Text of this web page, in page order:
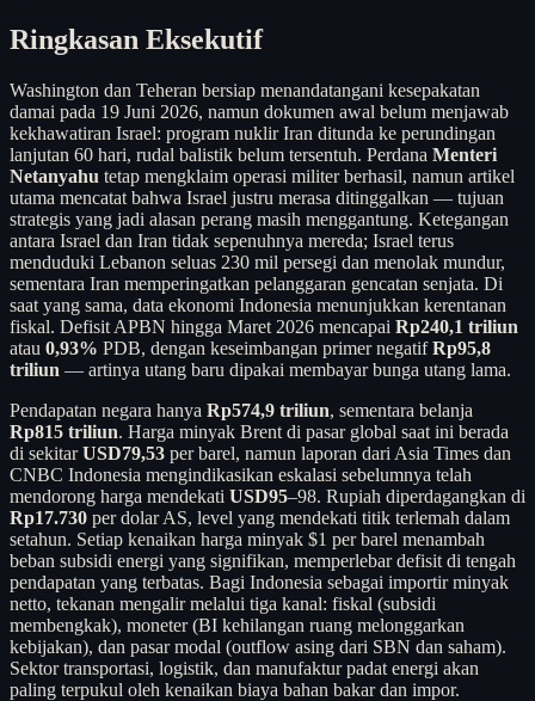
Ringkasan Eksekutif
Washington dan Teheran bersiap menandatangani kesepakatan
damai pada 19 Juni 2026, namun dokumen awal belum menjawab
kekhawatiran Israel: program nuklir Iran ditunda ke perundingan
lanjutan 60 hari, rudal balistik belum tersentuh. Perdana Menteri
Netanyahu tetap mengklaim operasi militer berhasil, namun artikel
utama mencatat bahwa Israel justru merasa ditinggalkan — tujuan
strategis yang jadi alasan perang masih menggantung. Ketegangan
antara Israel dan Iran tidak sepenuhnya mereda; Israel terus
menduduki Lebanon seluas 230 mil persegi dan menolak mundur,
sementara Iran memperingatkan pelanggaran gencatan senjata. Di
saat yang sama, data ekonomi Indonesia menunjukkan kerentanan
fiskal. Defisit APBN hingga Maret 2026 mencapai Rp240,1 triliun
atau 0,93% PDB, dengan keseimbangan primer negatifRp95,8
triliun — artinya utang baru dipakai membayar bunga utang lama.
Pendapatan negara hanya Rp574,9 triliun, sementara belanja
Rp815 triliun. Harga minyak Brent di pasar global saat ini berada
di sekitarUSD79,53 per barel, namun laporan dari Asia Times dan
CNBC Indonesia mengindikasikan eskalasi sebelumnya telah
mendorong harga mendekati USD95–98. Rupiah diperdagangkan di
Rp17.730 per dolar AS, level yang mendekati titik terlemah dalam
setahun. Setiap kenaikan harga minyak $1 per barel menambah
beban subsidi energi yang signifikan, memperlebar defisit di tengah
pendapatan yang terbatas. Bagi Indonesia sebagai importir minyak
netto, tekanan mengalir melalui tiga kanal: fiskal (subsidi
membengkak), moneter (BI kehilangan ruang melonggarkan
kebijakan), dan pasar modal (outflow asing dari SBN dan saham).
Sektor transportasi, logistik, dan manufaktur padat energi akan
paling terpukul oleh kenaikan biaya bahan bakar dan impor.